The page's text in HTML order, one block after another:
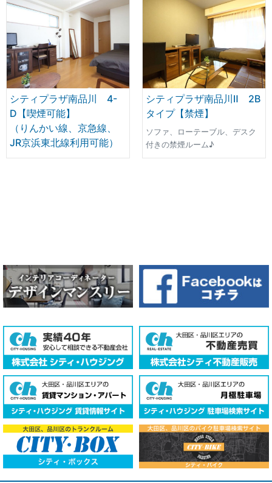
シティプラザ南品川 4-
D【喫煙可能】
（りんかい線、京急線、
JR京浜東北線利用可能）
シティプラザ南品川Ⅱ 2B
タイプ【禁煙】
ソファ、ローテーブル、デスク
付きの禁煙ルーム♪